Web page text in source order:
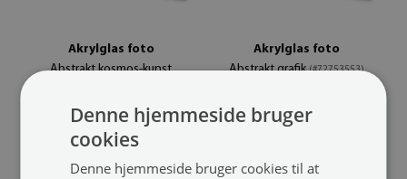
Akrylglas foto
Abstrakt kosmos-kunst
størrelse fra: 100x50 cm
649.00 kr.
Akrylglas foto
Abstrakt grafik(#72753553)
størrelse fra: 100x50 cm
Denne hjemmeside bruger
cookies
Denne hjemmeside bruger cookies til at